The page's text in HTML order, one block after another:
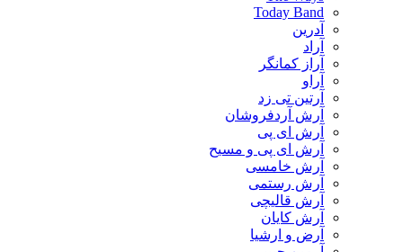
Today Band
آدرین
آراد
آراز کمانگر
آراو
آرتین تی زد
آرش آردفروشان
آرش ای پی
آرش ای پی و مسیح
آرش خامسی
آرش رستمی
آرش قالیچی
آرش کایان
​آرض و ارشیا